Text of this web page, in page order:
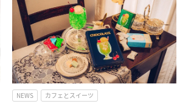
NEWS カフェとスイーツ